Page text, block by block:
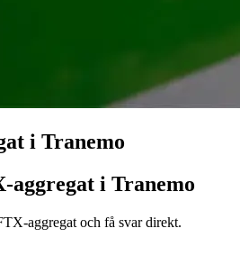
i Tranemo
i Tranemo
aggregat och få svar direkt.